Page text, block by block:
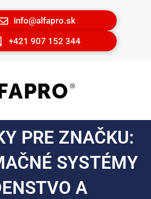
info@alfapro.sk
+421 907 152 344
PRE ZNAČKU:
SYSTÉMY
A